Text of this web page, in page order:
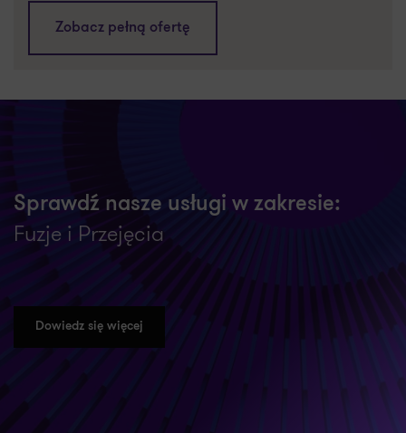
Zobacz pełną ofertę
Sprawdź nasze usługi w zakresie:
Fuzje i Przejęcia
Dowiedz się więcej